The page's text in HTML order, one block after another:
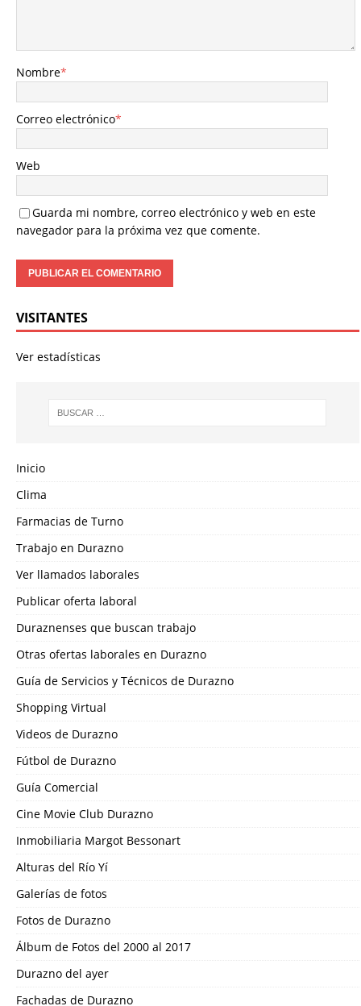
Nombre*
Correo electrónico*
Web
Guarda mi nombre, correo electrónico y web en este
navegador para la próxima vez que comente.
VISITANTES
Ver estadísticas
Inicio
Clima
Farmacias de Turno
Trabajo en Durazno
Ver llamados laborales
Publicar oferta laboral
Duraznenses que buscan trabajo
Otras ofertas laborales en Durazno
Guía de Servicios y Técnicos de Durazno
Shopping Virtual
Videos de Durazno
Fútbol de Durazno
Guía Comercial
Cine Movie Club Durazno
Inmobiliaria Margot Bessonart
Alturas del Río Yí
Galerías de fotos
Fotos de Durazno
Álbum de Fotos del 2000 al 2017
Durazno del ayer
Fachadas de Durazno